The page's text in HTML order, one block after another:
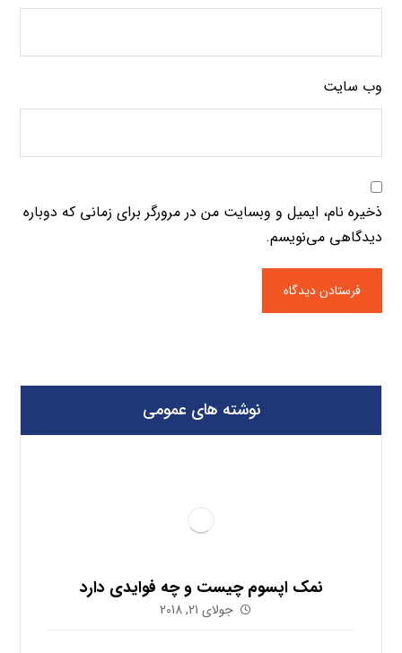
وب‌ سایت
ذخیره نام، ایمیل و وبسایت من در مرورگر برای زمانی که دوباره
دیدگاهی می‌نویسم.
نوشته های عمومی
نمک اپسوم چیست و چه فوایدی دارد
جولای 21, 2018